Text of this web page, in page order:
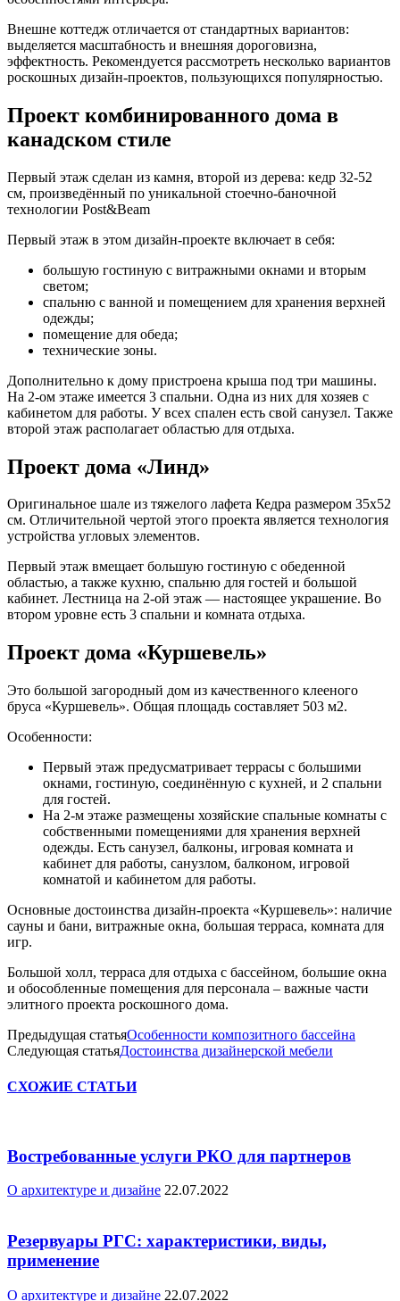
Внешне коттедж отличается от стандартных вариантов:
выделяется масштабность и внешняя дороговизна,
эффектность. Рекомендуется рассмотреть несколько вариантов
роскошных дизайн-проектов, пользующихся популярностью.
Проект комбинированного дома в
канадском стиле
Первый этаж сделан из камня, второй из дерева: кедр 32-52
см, произведённый по уникальной стоечно-баночной
технологии Post&Beam
Первый этаж в этом дизайн-проекте включает в себя:
большую гостиную с витражными окнами и вторым
светом;
спальню с ванной и помещением для хранения верхней
одежды;
помещение для обеда;
технические зоны.
Дополнительно к дому пристроена крыша под три машины.
На 2-ом этаже имеется 3 спальни. Одна из них для хозяев с
кабинетом для работы. У всех спален есть свой санузел. Также
второй этаж располагает областью для отдыха.
Проект дома «Линд»
Оригинальное шале из тяжелого лафета Кедра размером 35х52
см. Отличительной чертой этого проекта является технология
устройства угловых элементов.
Первый этаж вмещает большую гостиную с обеденной
областью, а также кухню, спальню для гостей и большой
кабинет. Лестница на 2-ой этаж — настоящее украшение. Во
втором уровне есть 3 спальни и комната отдыха.
Проект дома «Куршевель»
Это большой загородный дом из качественного клееного
бруса «Куршевель». Общая площадь составляет 503 м2.
Особенности:
Первый этаж предусматривает террасы с большими
окнами, гостиную, соединённую с кухней, и 2 спальни
для гостей.
На 2-м этаже размещены хозяйские спальные комнаты с
собственными помещениями для хранения верхней
одежды. Есть санузел, балконы, игровая комната и
кабинет для работы, санузлом, балконом, игровой
комнатой и кабинетом для работы.
Основные достоинства дизайн-проекта «Куршевель»: наличие
сауны и бани, витражные окна, большая терраса, комната для
игр.
Большой холл, терраса для отдыха с бассейном, большие окна
и обособленные помещения для персонала – важные части
элитного проекта роскошного дома.
Предыдущая статьяОсобенности композитного бассейна
Следующая статьяДостоинства дизайнерской мебели
СХОЖИЕ СТАТЬИ
Востребованные услуги РКО для партнеров
О архитектуре и дизайне 22.07.2022
Резервуары РГС: характеристики, виды,
применение
О архитектуре и дизайне 22.07.2022